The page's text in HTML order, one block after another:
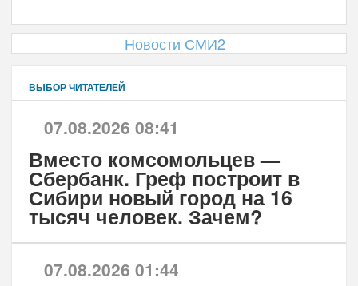
Новости СМИ2
ВЫБОР ЧИТАТЕЛЕЙ
07.08.2026 08:41
Вместо комсомольцев —
Сбербанк. Греф построит в
Сибири новый город на 16
тысяч человек. Зачем?
07.08.2026 01:44